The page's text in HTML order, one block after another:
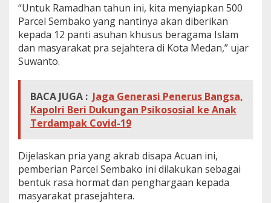
“Untuk Ramadhan tahun ini, kita menyiapkan 500
Parcel Sembako yang nantinya akan diberikan
kepada 12 panti asuhan khusus beragama Islam
dan masyarakat pra sejahtera di Kota Medan,” ujar
Suwanto.
BACA JUGA : Jaga Generasi Penerus Bangsa,
Kapolri Beri Dukungan Psikososial ke Anak
Terdampak Covid-19
Dijelaskan pria yang akrab disapa Acuan ini,
pemberian Parcel Sembako ini dilakukan sebagai
bentuk rasa hormat dan penghargaan kepada
masyarakat prasejahtera.